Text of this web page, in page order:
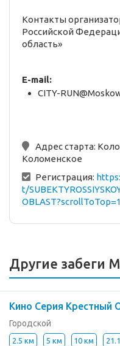
Контакты
Российской
область»
E-mail:
CITY-
Адрес старта:
Коломенское
Регистрация:
t/
OBLAST?scrollToTop=1
Другие забеги
Кино Серия Крестный
Городской
2.5 км 5 км 10 км